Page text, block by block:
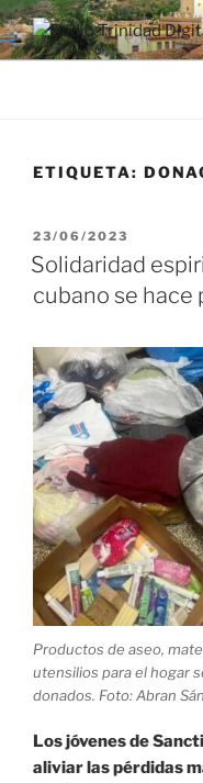
Saltar
al
contenido
RADIO
Desde la Ciudad Museo
ETIQUETA:
PUBLICADO
EL
23/06/2023
Solidaridad
cubano se hace
Productos de aseo,
utensilios para el hogar
donados. Foto: Abran
Los jóvenes de
aliviar las pérdidas